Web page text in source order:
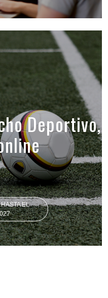
Deportivo,
EL